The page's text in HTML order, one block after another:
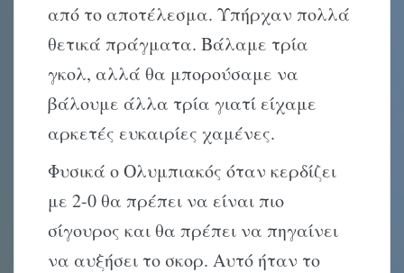
από το αποτέλεσμα. Υπήρχαν πολλά
θετικά πράγματα. Βάλαμε τρία
γκολ, αλλά θα μπορούσαμε να
βάλουμε άλλα τρία γιατί είχαμε
αρκετές ευκαιρίες χαμένες.
Φυσικά ο Ολυμπιακός όταν κερδίζει
με 2-0 θα πρέπει να είναι πιο
σίγουρος και θα πρέπει να πηγαίνει
να αυξήσει το σκορ. Αυτό ήταν το